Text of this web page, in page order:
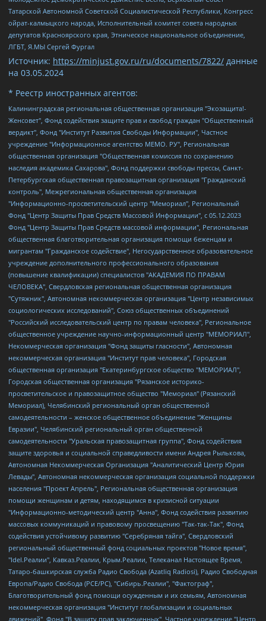
Татарской Автономной Советской Социалистической Республики, Конгресс
ойрат-калмыцкого народа, Исполнительный комитет совета народных
депутатов Красноярского края, Этническое национальное объединение,
ЛГБТ, Я.МЫ Сергей Фургал
Источник: https://minjust.gov.ru/ru/documents/7822/ данные
на 03.05.2024
* Реестр иностранных агентов:
Калининградская региональная общественная организация "Экозащита!-Женсовет", Фонд содействия защите прав и свобод граждан "Общественный вердикт", Фонд "Институт Развития Свободы Информации", Частное учреждение "Информационное агентство МЕМО. РУ", Региональная общественная организация "Общественная комиссия по сохранению наследия академика Сахарова", Фонд поддержки свободы прессы, Санкт-Петербургская общественная правозащитная организация "Гражданский контроль", Межрегиональная общественная организация "Информационно-просветительский центр "Мемориал", Региональный Фонд "Центр Защиты Прав Средств Массовой Информации", с 05.12.2023 Фонд "Центр Защиты Прав Средств массовой информации", Региональная общественная благотворительная организация помощи беженцам и мигрантам "Гражданское содействие", Негосударственное образовательное учреждение дополнительного профессионального образования (повышение квалификации) специалистов "АКАДЕМИЯ ПО ПРАВАМ ЧЕЛОВЕКА", Свердловская региональная общественная организация "Сутяжник", Автономная некоммерческая организация "Центр независимых социологических исследований", Союз общественных объединений "Российский исследовательский центр по правам человека", Региональное общественное учреждение научно-информационный центр "МЕМОРИАЛ", Некоммерческая организация "Фонд защиты гласности", Автономная некоммерческая организация "Институт прав человека", Городская общественная организация "Екатеринбургское общество "МЕМОРИАЛ", Городская общественная организация "Рязанское историко-просветительское и правозащитное общество "Мемориал" (Рязанский Мемориал), Челябинский региональный орган общественной самодеятельности – женское общественное объединение "Женщины Евразии", Челябинский региональный орган общественной самодеятельности "Уральская правозащитная группа", Фонд содействия защите здоровья и социальной справедливости имени Андрея Рылькова, Автономная Некоммерческая Организация "Аналитический Центр Юрия Левады", Автономная некоммерческая организация социальной поддержки населения "Проект Апрель", Региональная общественная организация помощи женщинам и детям, находящимся в кризисной ситуации "Информационно-методический центр "Анна", Фонд содействия развитию массовых коммуникаций и правовому просвещению "Так-так-Так", Фонд содействия устойчивому развитию "Серебряная тайга", Свердловский региональный общественный фонд социальных проектов "Новое время", "Idel.Реалии", Кавказ.Реалии, Крым.Реалии, Телеканал Настоящее Время, Татаро-башкирская служба Радио Свобода (Azatliq Radiosi), Радио Свободная Европа/Радио Свобода (PCE/PC), "Сибирь.Реалии", "Фактограф", Благотворительный фонд помощи осужденным и их семьям, Автономная некоммерческая организация "Институт глобализации и социальных движений", Фонд "В защиту прав заключенных", Частное учреждение "Центр поддержки и содействия развитию средств массовой информации", Пензенский региональный общественный благотворительный фонд "Гражданский союз", "Север.Реалии", Некоммерческая организация Фонд "Правовая инициатива", Общество с ограниченной ответственностью "Радио Свободная Европа/Радио Свобода", Чешское информационное агентство "MEDIUM-ORIENT", Красноярская региональная общественная организация "Мы против СПИДа", Камалягин Денис Николаевич, Маркелов Сергей Евгеньевич, Пономарев Лев Александрович, Савицкая Людмила Алексеевна, Автономная некоммерческая организация "Центр по работе с проблемой насилия "НАСИЛИЮ.НЕТ", Межрегиональный профессиональный союз работников здравоохранения "Альянс врачей", Юридическое лицо, зарегистрированное в Латвийской Республике, SIA "Medusa Project" (регистрационный номер 40103797863, дата регистрации 10.06.2014), Некоммерческая организация "Фонд по борьбе с коррупцией", Автономная некоммерческая организация "Институт права и публичной политики", Баданин Роман Сергеевич, Гликин Максим Александрович, Железнова Мария Михайловна, Лукьянова Юлия Сергеевна, Маетная Елизавета Витальевна, Маняхин Петр Борисович, Чуракова Ольга Владимировна, Ярош Юлия Петровна, Юридическое лицо "The Insider SIA", зарегистрированное в Риге, Латвийская Республика (дата регистрации 26.06.2015), являющееся администратором доменного имени интернет-издания "The Insider SIA", https://theins.ru, Постернак Алексей Евгеньевич, Рубин Михаил Аркадьевич, Анин Роман Александрович, Юридическое лицо Istories fonds, зарегистрированное в Латвийской Республике (регистрационный номер 50008295751, дата регистрации 24.02.2020), Великовский Дмитрий Александрович, Долинина Ирина Николаевна, Мароховская Алеся Алексеевна, Шлейнов Роман Юрьевич, Шмагун Олеся Валентиновна, Общество с ограниченной ответственностью "Альтаир 2021", Общество с ограниченной ответственностью "Вега 2021", Общество с ограниченной ответственностью "Главный редактор 2021", Общество с ограниченной ответственностью "Ромашки монолит", Важенков Артем Валерьевич, Ивановская областная общественная организация "Центр гендерных исследований", Гурман Юрий Альбертович, Медиапроект "ОВД-Инфо", Егоров Владимир Владимирович, Жилинский Владимир Александрович, Общество с ограниченной ответственностью "ЗП", Иванова София Юрьевна, Карезина Инна Павловна, Кильтау Екатерина Викторовна, Петров Алексей Викторович, Пискунов Сергей Евгеньевич, Смирнов Сергей Сергеевич, Тихонов Михаил Сергеевич, Общество с ограниченной ответственностью "ЖУРНАЛИСТ-ИНОСТРАННЫЙ АГЕНТ", Арапова Галина Юрьевна, Вольтская Татьяна Анатольевна, Американская компания "Mason G.E.S. Anonymous Foundation" (США), являющаяся владельцем интернет-издания https://mnews.world/, Компания "Stichting Bellingcat", зарегистрированная в Нидерландах (дата регистрации 11.07.2018), Захаров Андрей Вячеславович, Клепиковская Екатерина Дмитриевна, Общество с ограниченной ответственностью "МЕМО", Перл Роман Александрович, Симонов Евгений Алексеевич, Соловьева Елена Анатольевна, Сотников Даниил Владимирович, Сурначева Елизавета Дмитриевна, Автономная некоммерческая организация по защите прав человека и информированию населения "Якутия – Наше Мнение", Общество с ограниченной ответственностью "Москоу диджитал медиа", с 26.01.2023 Общество с ограниченной ответственностью "Чайка Белые сады", Ветошкина Валерия Валерьевна, Заговора Максим Александрович, Межрегиональное общественное движение "Российская ЛГБТ - сеть", Оленичев Максим Владимирович, Павлов Иван Юрьевич, Скворцова Елена Сергеевна, Общество с ограниченной ответственностью "Как бы инагент", Кочетков Игорь Викторович, Общество с ограниченной ответственностью "Честные выборы", Еланчик Олег Александрович, Общество с ограниченной ответственностью "Нобелевский призыв", Гималова Регина Эмилевна, Григорьев Андрей Валерьевич, Григорьева Алина Александровна, Ассоциация по содействию защите прав призывников, альтернативнослужащих и военнослужащих "Правозащитная группа "Гражданин.Армия.Право", Хисамова Регина Фаритовна, Автономная некоммерческая организация по реализации социально-правовых программ "Лилит", Дальневосточное общественное движение "Маяк", Санкт-Петербургская ЛГБТ-инициативная группа "Выход", Инициативная группа ЛГБТ+ "Реверс", Алексеев Андрей Викторович, Бекбулатова Таисия Львовна, Беляев Иван Михайлович, Владыкина Елена Сергеевна, Гельман Марат Александрович, Никульшина Вероника Юрьевна, Толоконникова Надежда Андреевна, Шендерович Виктор Анатольевич, Общество с ограниченной ответственностью "Данное сообщение", Общество с ограниченной ответственностью Издательский дом "Новая глава", Айнбиндер Александра Александровна, Московский комьюнити-центр для ЛГБТ+инициатив, Благотворительный фонд развития филантропии, Deutsche Welle (Германия, Kurt-Schumacher-Strasse 3, 53113 Bonn), Борзунова Мария Михайловна, Воробьев Виктор Викторович, Голубева Анна Львовна, Константинова Алла Михайловна, Малкова Ирина Владимировна, Мурадов Мурад Абдулгалимович, Осетинская Елизавета Николаевна, Понасенков Евгений Николаевич, Ганапольский Матвей Юрьевич, Киселев Евгений Алексеевич, Борухович Ирина Григорьевна, Дремин Иван Тимофеевич, Дубровский Дмитрий Викторович, Красноярская региональная общественная организация поддержки и развития альтернативных образовательных технологий и межкультурных коммуникаций "ИНТЕРРА", Маяковская Екатерина Алексеевна, Фейгин Марк Захарович, Филимонов Андрей Викторович, Дзугкоева Регина Николаевна, Доброхотов Роман Александрович, Дудь Юрий Александрович, Елкин Сергей Владимирович, Кругликов Кирилл Игоревич, Сабунаева Мария Леонидовна, Семенов Алексей Владимирович, Шаинян Карен Багратович, Шульман Екатерина Михайловна, Асафьев Артур Валерьевич, Вахштайн Виктор Семенович, Венедиктов Алексей Алексеевич, Лушникова Екатерина Евгеньевна, Волков Леонид Михайлович, Невзоров Александр Глебович, Пархоменко Сергей Борисович, Сироткин Ярослав Николаевич, Кара-Мурза Владимир Владимирович, Баранова Наталья Владимировна, Гозман Леонид Яковлевич, Кагарлицкий Борис Юльевич, Климарев Михаил Валерьевич, Милов Владимир Станиславович, Автономная некоммерческая организация Краснодарский центр современного искусства "Типография", Моргенштерн Алишер Тагирович, Соболь Любовь Эдуардовна, Общество с ограниченной ответственностью "ЛИЗА НОРМ", Каспаров Гарри Кимович, Ходорковский Михаил Борисович, Общество с ограниченной ответственностью "Апрельские тезисы", Данилович Ирина Брониславовна, Кашин Олег Владимирович, Петров Николай Владимирович, Пивоваров Алексей Владимирович, Соколов Михаил Владимирович, Цветкова Юлия Владимировна, Чичваркин Евгений Александрович, Комитет против пыток/Команда против пыток, Общество с ограниченной ответственностью "Первый научный", Общество с ограниченной ответственностью "Вертолет и ко", Белоцерковская Вероника Борисовна, Кац Максим Евгеньевич, Лазарева Татьяна Юрьевна, Шаведдинов Руслан Табризович, Яшин Илья Валерьевич, Общество с ограниченной ответственностью "Иноагент ААВ", Алешковский Дмитрий Петрович, Альбац Евгения Марковна, Быков Дмитрий Львович, Галямина Юлия Евгеньевна, Лойко Сергей Леонидович, Мартынов Кирилл Константинович, Медведев Сергей Александрович, Крашенинников Федор Геннадиевич, Гордеева Катерина Вл